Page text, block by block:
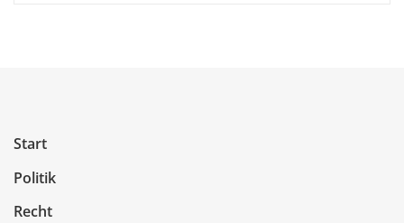
Start
Politik
Recht